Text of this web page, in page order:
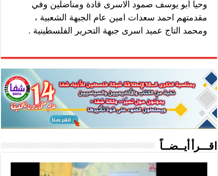
وحيا ابو يوسف صمود الاسرى قادة ومناضلين وفي
مقدمتهم احمد سعدات امين عام الجبهة الشعبية ،
ومحمد التاج عميد اسرى جبهة التحرير الفلسطينية .
اقـــرأ أيــضــاً